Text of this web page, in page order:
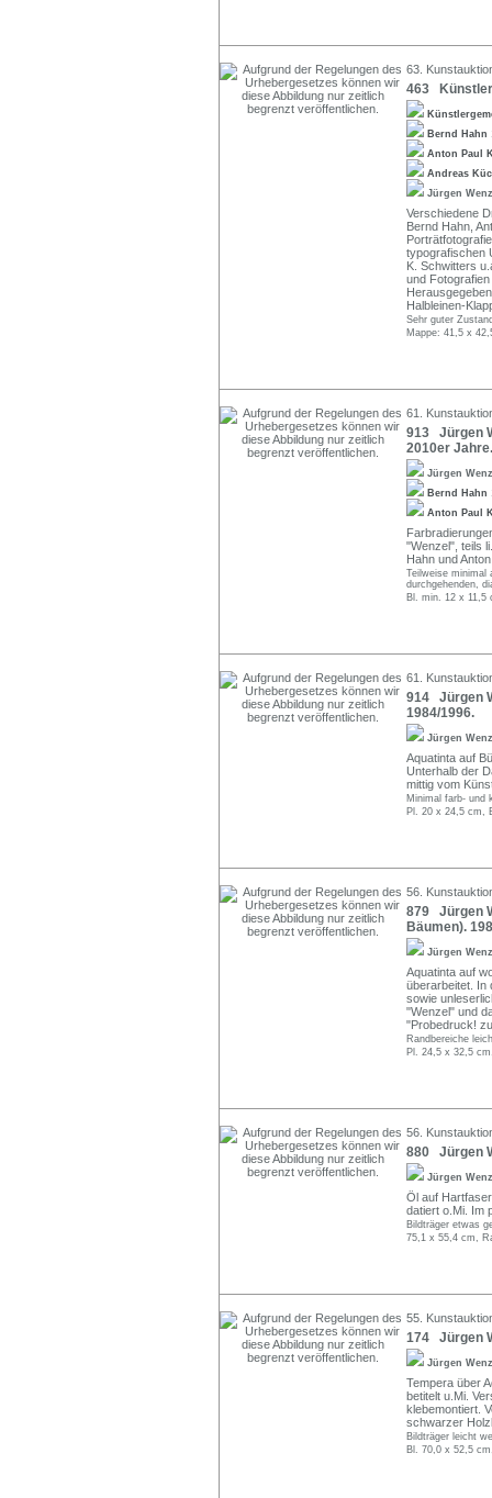
63.
463
Bernd Hahn
Anton Paul
Andreas
Jürgen
Verschiedene
Bernd Hahn,
typografischen
K. Schwitters
und
Halbleinen-
Sehr guter
Mappe: 41,5 x
61.
913 Jürgen
2010er Jahre.
Jürgen
Bernd Hahn
Anton Paul
"Wenzel", teils
Hahn und
Teilweise minimal
durchgehenden,
Bl. min. 12 x
61.
914 Jürgen
1984/1996.
Jürgen
Aquatinta auf
Unterhalb der
mittig vom
Minimal farb- und
Pl. 20 x 24,5 cm,
56.
879 Jürgen
Bäumen).
Jürgen
Aquatinta auf
überarbeitet. In
sowie
"Wenzel" und
"Probedruck!
Randbereiche
Pl. 24,5 x 32,5
56.
880 Jürgen
Jürgen
Öl auf
datiert o.Mi. Im
Bildträger etwas
75,1 x 55,4 cm,
55.
174 Jürgen
Jürgen
Tempera über
betitelt u.Mi.
klebemontiert.
schwarzer
Bildträger leicht
Bl. 70,0 x 52,5